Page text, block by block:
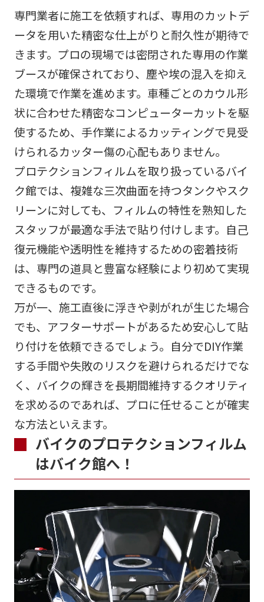
専門業者に施工を依頼すれば、専用のカットデ
ータを用いた精密な仕上がりと耐久性が期待で
きます。プロの現場では密閉された専用の作業
ブースが確保されており、塵や埃の混入を抑え
た環境で作業を進めます。車種ごとのカウル形
状に合わせた精密なコンピューターカットを駆
使するため、手作業によるカッティングで見受
けられるカッター傷の心配もありません。
プロテクションフィルムを取り扱っているバイ
ク館では、複雑な三次曲面を持つタンクやスク
リーンに対しても、フィルムの特性を熟知した
スタッフが最適な手法で貼り付けします。自己
復元機能や透明性を維持するための密着技術
は、専門の道具と豊富な経験により初めて実現
できるものです。
万が一、施工直後に浮きや剥がれが生じた場合
でも、アフターサポートがあるため安心して貼
り付けを依頼できるでしょう。自分でDIY作業
する手間や失敗のリスクを避けられるだけでな
く、バイクの輝きを長期間維持するクオリティ
を求めるのであれば、プロに任せることが確実
な方法といえます。
バイクのプロテクションフィルム
はバイク館へ！